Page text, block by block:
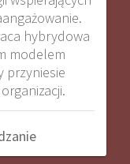
hybrydowa
modelem
przyniesie